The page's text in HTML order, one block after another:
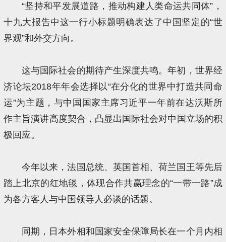
“坚持和平发展道路，推动构建人类命运共同体”，
十九大报告中这一行小标题明确表达了中国坚定的“世
界观”和外交方向。
这与国际社会的期待产生深度共鸣。年初，世界经
济论坛2018年年会选择以“在分化的世界中打造共同命
运”为主题，与中国国家主席习近平一年前在达沃斯所
作主旨演讲高度契合，凸显出国际社会对中国立场的积
极回应。
今年以来，法国总统、英国首相、荷兰国王等先后
踏上北京的红地毯，体现合作共赢理念的“一带一路”成
为各方客人与中国领导人必谈的话题。
同期，日本外相和国家安全保障局长在一个月内相